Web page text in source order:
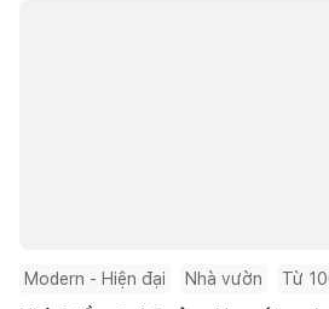
Modern - Hiện đại Nhà vườn Từ